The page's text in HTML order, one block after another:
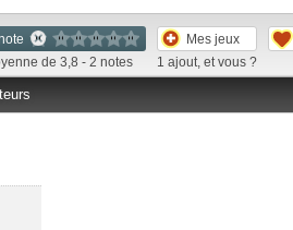
de 3,8 - 2 notes
Mes jeux
1 ajout, et vous ?